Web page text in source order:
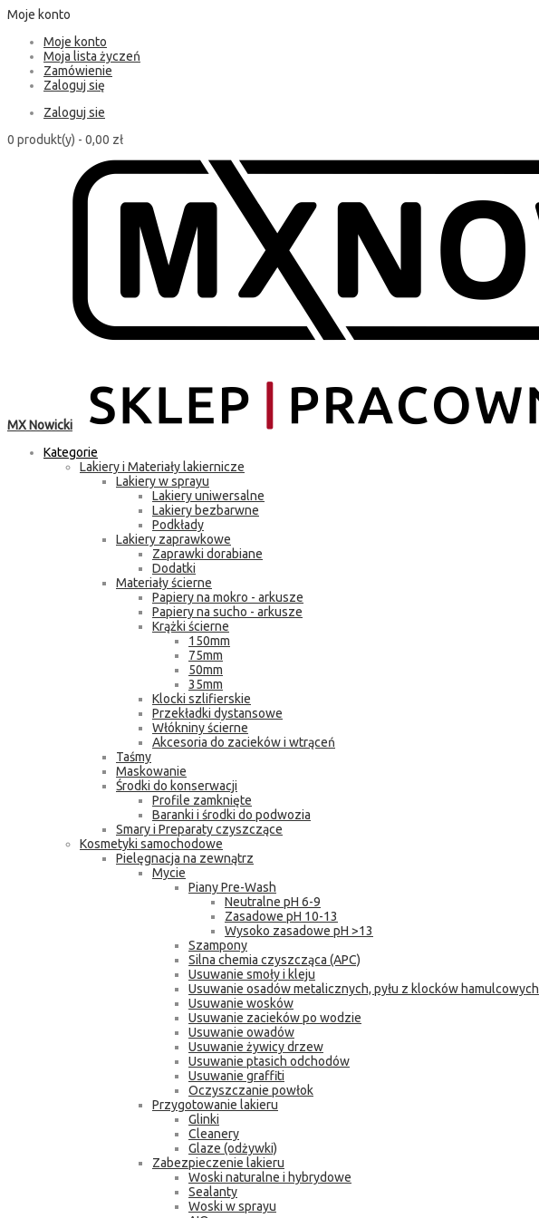
Moje konto
Moje konto
Moja lista życzeń
Zamówienie
Zaloguj się
Zaloguj sie
0 produkt(y) - 0,00 zł
MX Nowicki
Kategorie
Lakiery i Materiały lakiernicze
Lakiery w sprayu
Lakiery uniwersalne
Lakiery bezbarwne
Podkłady
Lakiery zaprawkowe
Zaprawki dorabiane
Dodatki
Materiały ścierne
Papiery na mokro - arkusze
Papiery na sucho - arkusze
Krążki ścierne
150mm
75mm
50mm
35mm
Klocki szlifierskie
Przekładki dystansowe
Włókniny ścierne
Akcesoria do zacieków i wtrąceń
Taśmy
Maskowanie
Środki do konserwacji
Profile zamknięte
Baranki i środki do podwozia
Smary i Preparaty czyszczące
Kosmetyki samochodowe
Pielęgnacja na zewnątrz
Mycie
Piany Pre-Wash
Neutralne pH 6-9
Zasadowe pH 10-13
Wysoko zasadowe pH >13
Szampony
Silna chemia czyszcząca (APC)
Usuwanie smoły i kleju
Usuwanie osadów metalicznych, pyłu z klocków hamulcowych
Usuwanie wosków
Usuwanie zacieków po wodzie
Usuwanie owadów
Usuwanie żywicy drzew
Usuwanie ptasich odchodów
Usuwanie graffiti
Oczyszczanie powłok
Przygotowanie lakieru
Glinki
Cleanery
Glaze (odżywki)
Zabezpieczenie lakieru
Woski naturalne i hybrydowe
Sealanty
Woski w sprayu